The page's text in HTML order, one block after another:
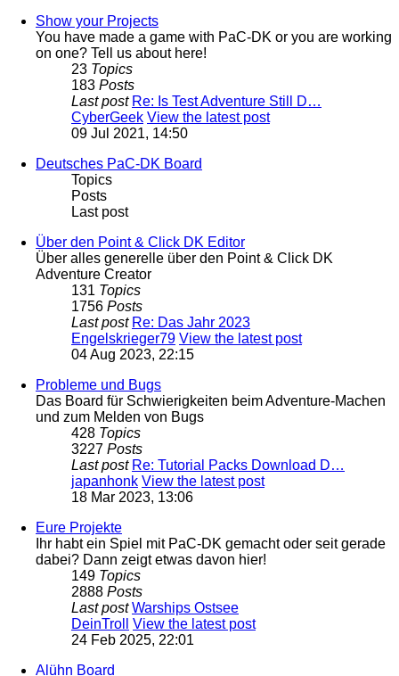
Show your Projects
You have made a game with PaC-DK or you are working
on one? Tell us about here!
23 Topics
183 Posts
Last post Re: Is Test Adventure Still D…
CyberGeek View the latest post
09 Jul 2021, 14:50
Deutsches PaC-DK Board
Topics
Posts
Last post
Über den Point & Click DK Editor
Über alles generelle über den Point & Click DK
Adventure Creator
131 Topics
1756 Posts
Last post Re: Das Jahr 2023
Engelskrieger79 View the latest post
04 Aug 2023, 22:15
Probleme und Bugs
Das Board für Schwierigkeiten beim Adventure-Machen
und zum Melden von Bugs
428 Topics
3227 Posts
Last post Re: Tutorial Packs Download D…
japanhonk View the latest post
18 Mar 2023, 13:06
Eure Projekte
Ihr habt ein Spiel mit PaC-DK gemacht oder seit gerade
dabei? Dann zeigt etwas davon hier!
149 Topics
2888 Posts
Last post Warships Ostsee
DeinTroll
View the latest post
24 Feb 2025, 22:01
Alühn Board